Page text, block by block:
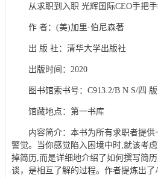
从求职到入职 光辉国际CEO手把
作 者：(美)加里·伯尼森著
出 版 社：清华大学出版社
出版时间：2020
图书馆索书号：C913.2/B N S/四 版
馆藏地点：第一书库
内容简介：本书为所有求职者提
警觉。当你感觉陷入困境中时,就该考
掉简历,而是详细地介绍了如何撰写简
谈，是相互了解的过程。作者提炼出